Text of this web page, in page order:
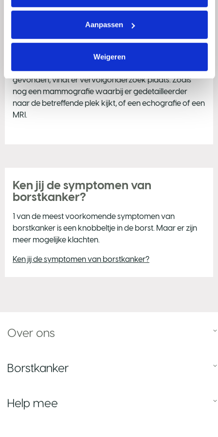
Aanpassen
Weigeren
vervolgonderzoek
uitslag van de mammografie. In andere gevallen
bespreek je de uitslag met je arts tijdens een volgende
gevonden, vindt er vervolgonderzoek plaats. Zoals
nog een mammografie waarbij er gedetailleerder
naar de betreffende plek kijkt, of een echografie of een
MRI.
Ken jij de symptomen van
borstkanker?
1 van de meest voorkomende symptomen van
borstkanker is een knobbeltje in de borst. Maar er zijn
meer mogelijke klachten.
Ken jij de symptomen van borstkanker?
Over ons
Borstkanker
Help mee